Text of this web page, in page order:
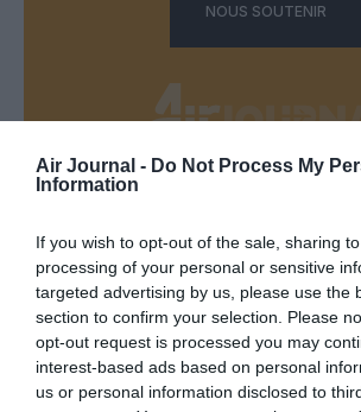
Air Journal - Do Not Process My
Information
If you wish to opt-out of the sale, sharing
processing of your personal or sensitive
targeted advertising by us, please use the
section to confirm your selection. Please
opt-out request is processed you may
interest-based ads based on personal
us or personal information disclosed to
NOUS SOUTENIR
Biznessa commenté l'article :
Pointe‑à‑Pitre – Panama City : Air France
aérien vers l’Amérique latine